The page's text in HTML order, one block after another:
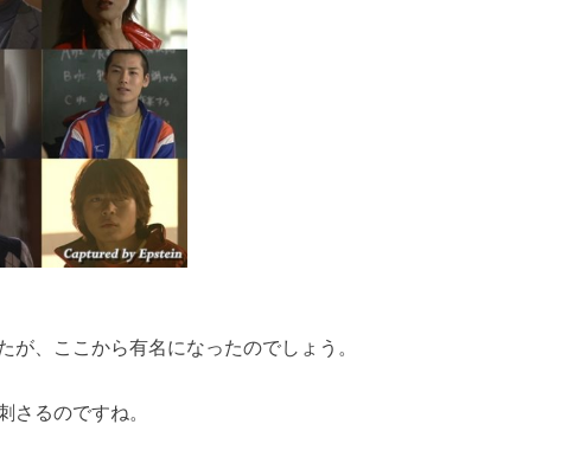
が、ここから有名になったのでしょう。
さるのですね。